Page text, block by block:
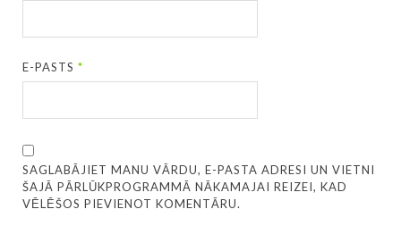
E-PASTS*
SAGLABĀJIET MANU VĀRDU, E-PASTA ADRESI UN VIETNI
ŠAJĀ PĀRLŪKPROGRAMMĀ NĀKAMAJAI REIZEI, KAD
VĒLĒŠOS PIEVIENOT KOMENTĀRU.